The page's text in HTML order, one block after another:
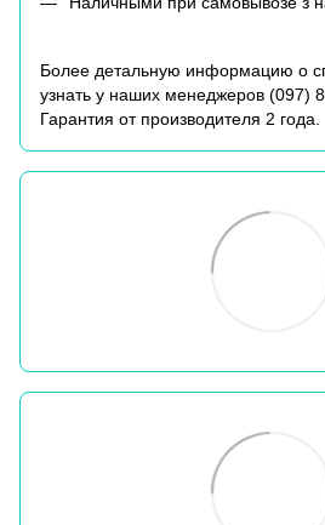
Более детальную информацию о
узнать у наших менеджеров (097)
Гарантия от производителя 2 года.